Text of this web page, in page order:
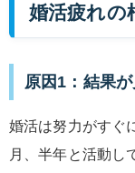
婚活疲れの
原因1：結果
婚活は努力がすぐ
月、半年と活動し